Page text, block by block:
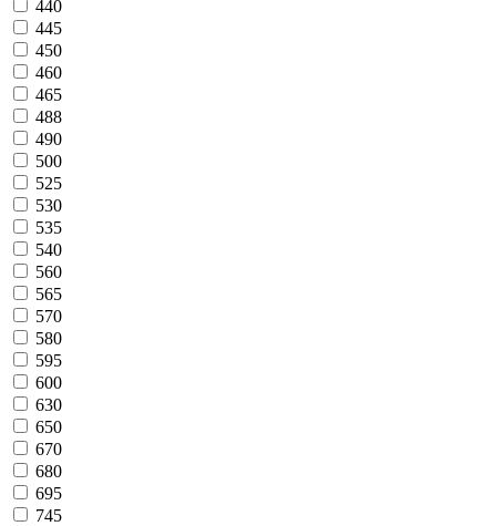
440
445
450
460
465
488
490
500
525
530
535
540
560
565
570
580
595
600
630
650
670
680
695
745